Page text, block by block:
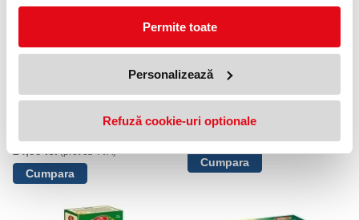
Permite toate
Personalizează
Refuză cookie-uri optionale
tihna, musetel si trandafir, 20
24,99 lei(pret cu TVA)
17 pliculete 34g, Yogi Tea
15,50 lei(pret cu TVA)